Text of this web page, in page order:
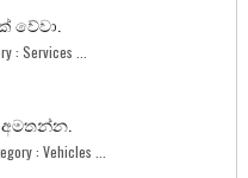
වේවා.
: Services ...
අමතන්න.
: Vehicles ...